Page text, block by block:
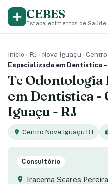
CEBES
Estabelecimentos de Saúde
Início › RJ › Nova Iguaçu › Centro
Especializada em Dentistica –
Tc Odontologia
em Dentistica -
Iguaçu - RJ
Centro·Nova Iguaçu·RJ
Consultório
Iracema Soares